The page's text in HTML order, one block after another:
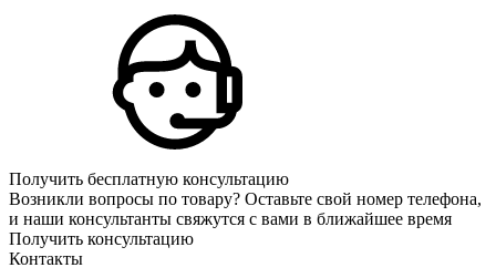
Получить бесплатную консультацию
Возникли вопросы по товару? Оставьте свой номер телефона,
и наши консультанты свяжутся с вами в ближайшее время
Получить консультацию
Контакты